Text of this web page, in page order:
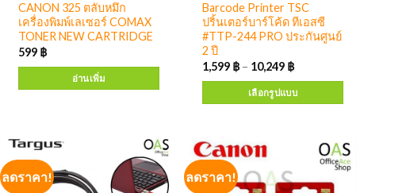
Barcode Printer TSC
ปริ้นเตอร์บาร์โค้ด ทีเอสซี
#TTP-244 PRO ประกันศูนย์
2 ปี
1,599 ฿ – 10,249 ฿
เลือกรูปแบบ
ลดราคา!
CANON 325 ตลับหมึก
เครื่องพิมพ์เลเซอร์ COMAX
TONER NEW CARTRIDGE
599 ฿
อ่านเพิ่ม
ลดราคา!